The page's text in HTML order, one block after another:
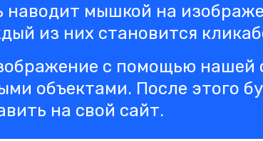
наводит мышкой на
из них становится
с помощью
объектами. После этого
на свой сайт.